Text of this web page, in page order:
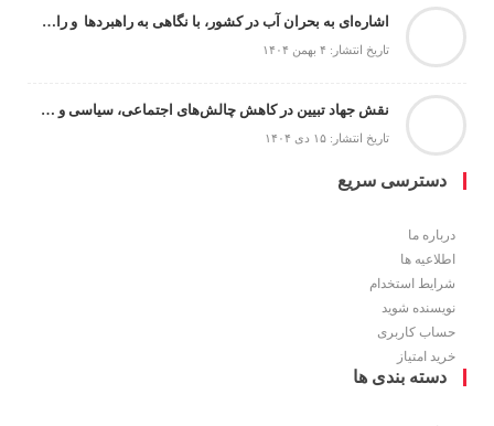
اشاره‌ای به بحران آب در کشور، با نگاهی به راهبردها و راهکارها
تاریخ انتشار: ۴ بهمن ۱۴۰۴
نقش جهاد تبیین در کاهش چالش‌های اجتماعی، سیاسی و امنیتی
تاریخ انتشار: ۱۵ دی ۱۴۰۴
دسترسی سریع
درباره ما
اطلاعیه ها
شرایط استخدام
نویسنده شوید
حساب کاربری
خرید امتیاز
دسته بندی ها